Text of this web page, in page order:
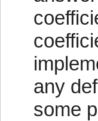
any
some